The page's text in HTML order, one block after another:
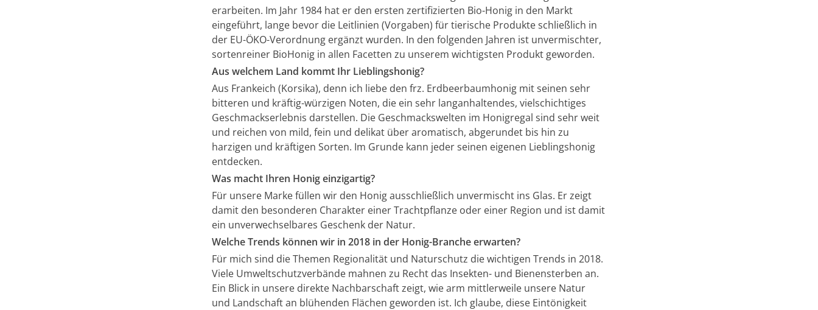
erarbeiten. Im Jahr 1984 hat er den ersten zertifizierten Bio-Honig in den Markt
eingeführt, lange bevor die Leitlinien (Vorgaben) für tierische Produkte schließlich in
der EU-ÖKO-Verordnung ergänzt wurden. In den folgenden Jahren ist unvermischter,
sortenreiner BioHonig in allen Facetten zu unserem wichtigsten Produkt geworden.
Aus welchem Land kommt Ihr Lieblingshonig?
Aus Frankeich (Korsika), denn ich liebe den frz. Erdbeerbaumhonig mit seinen sehr
bitteren und kräftig-würzigen Noten, die ein sehr langanhaltendes, vielschichtiges
Geschmackserlebnis darstellen. Die Geschmackswelten im Honigregal sind sehr weit
und reichen von mild, fein und delikat über aromatisch, abgerundet bis hin zu
harzigen und kräftigen Sorten. Im Grunde kann jeder seinen eigenen Lieblingshonig
entdecken.
Was macht Ihren Honig einzigartig?
Für unsere Marke füllen wir den Honig ausschließlich unvermischt ins Glas. Er zeigt
damit den besonderen Charakter einer Trachtpflanze oder einer Region und ist damit
ein unverwechselbares Geschenk der Natur.
Welche Trends können wir in 2018 in der Honig-Branche erwarten?
Für mich sind die Themen Regionalität und Naturschutz die wichtigen Trends in 2018.
Viele Umweltschutzverbände mahnen zu Recht das Insekten- und Bienensterben an.
Ein Blick in unsere direkte Nachbarschaft zeigt, wie arm mittlerweile unsere Natur
und Landschaft an blühenden Flächen geworden ist. Ich glaube, diese Eintönigkeit